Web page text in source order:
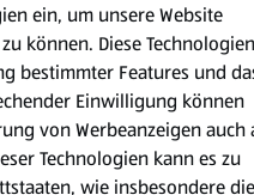
ein, um unsere Website
können. Diese Technologien
bestimmter Features und
Einwilligung können
von Werbeanzeigen auch
Technologien kann es zu
wie insbesondere die